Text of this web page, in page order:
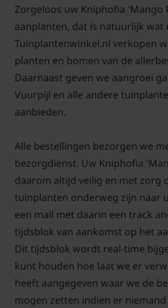
Antwoord: De planten van de
in de volle zon maar wel wat
moet goed water doorlatend
gerust zanderig zijn. De
per vierkante meter. Door dat de
behoord deze plant zeker in de
Zorgeloos uw Kniphofia 'Mango
aanplanten, dat is natuurlijk wat
Tuinplantenwinkel.nl verkopen
planten en bomen van de
Daarnaast geven we aangroei
Vuurpijl en alle andere
aanbieden.
Alle bestellingen bezorgen we
bezorgdienst. Uw Kniphofia
daarom altijd veilig en met zorg
tuinplanten onderweg zijn naar
een mail met daarin een track
tijdsblok van aankomst op het
Dit tijdsblok wordt real-time
kunt houden hoe laat we er
heeft aangegeven waar we de
mogen zetten indien er